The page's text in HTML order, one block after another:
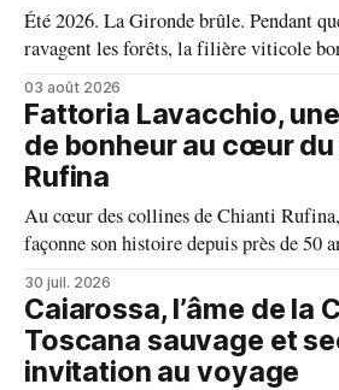
Été 2026. La Gironde brûle. Pendant
ravagent les forêts, la filière viticole
fait front commun et fait preuve d'une
face aux incendies. Les vignes, sont
s'annonce prometteur. Le feu n'aura
03 août 2026
Fattoria Lavacchio,
de bonheur au cœur
Rufina
Au cœur des collines de Chianti
façonne son histoire depuis près de 50
familial, exigence viticole et profond
domaine incarne une vision authentique
millésime raconte une terre, une
30 juil. 2026
Caiarossa, l’âme de la
Toscana sauvage et
invitation au voyage